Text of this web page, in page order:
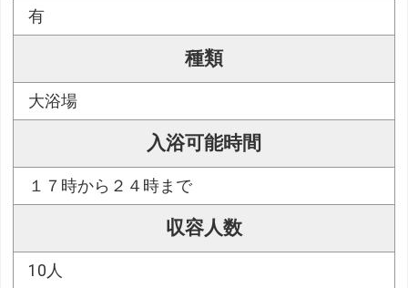
有
種類
大浴場
入浴可能時間
１７時から２４時まで
収容人数
10人